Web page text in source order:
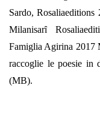
Sardo,
Milanisarȋ
Famiglia Agirina 2017
raccoglie le poesie in
(MB).